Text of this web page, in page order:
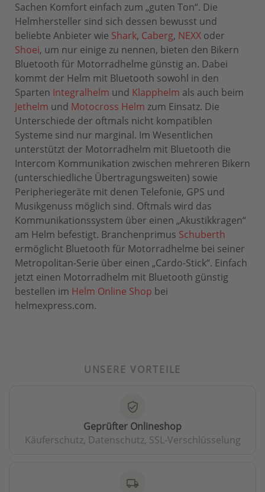
Sachen Komfort einfach zum „guten Ton“. Die
Helmhersteller sind sich dessen bewusst und
beliebte Anbieter wie Shark, Caberg, NEXX oder
Shoei, um nur einige zu nennen, bieten den Bikern
Bluetooth für Motorradhelme günstig an. Dabei
kommt der Helm mit Bluetooth sowohl in den
Sparten Integralhelm und Klapphelm als auch beim
Jethelm und Motocross Helm zum Einsatz. Die
Unterschiede der oftmals nicht kompatiblen
Systeme sind nur marginal. Im Wesentlichen
unterstützt der Motorradhelm mit Bluetooth die
Intercom Kommunikation zwischen mehreren Bikern
(unterschiedliche Übertragungsweiten) sowie
Peripheriegeräte mit denen Telefonie, GPS und
Musikgenuss möglich sind. Oftmals wird das
Kommunikationssystem über einen „Akustikkragen“
am Helm befestigt. Branchenprimus Schuberth
ermöglicht Bluetooth für Motorradhelme bei seiner
Metropolitan-Serie über einen „Cardo-Stick“. Einfach
jetzt einen Motorradhelm mit Bluetooth günstig
bestellen im Helm Online Shop bei
helmexpress.com.
UNSERE VORTEILE
verified_user
Geprüfter Onlineshop
Käuferschutz, Datenschutz, SSL-Verschlüsselung
local_shipping